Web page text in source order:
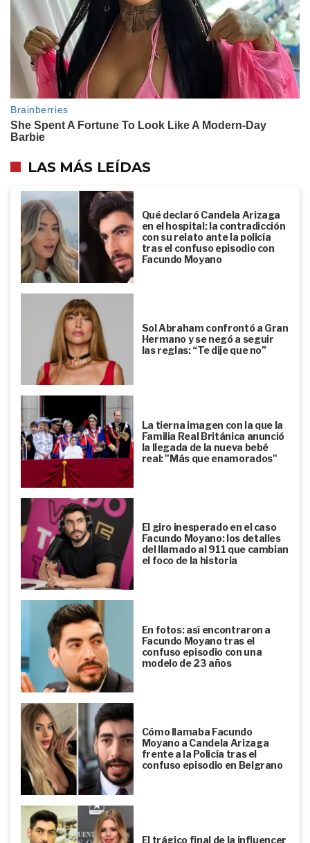
LAS MÁS LEÍDAS
Qué declaró Candela Arizaga
en el hospital: la contradicción
con su relato ante la policía
tras el confuso episodio con
Facundo Moyano
Sol Abraham confrontó a Gran
Hermano y se negó a seguir
las reglas: “Te dije que no”
La tierna imagen con la que la
Familia Real Británica anunció
la llegada de la nueva bebé
real: "Más que enamorados"
El giro inesperado en el caso
Facundo Moyano: los detalles
del llamado al 911 que cambian
el foco de la historia
En fotos: así encontraron a
Facundo Moyano tras el
confuso episodio con una
modelo de 23 años
Cómo llamaba Facundo
Moyano a Candela Arizaga
frente a la Policía tras el
confuso episodio en Belgrano
El trágico final de la influencer